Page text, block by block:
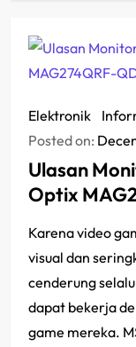
Elektronik
Posted on:
Ulasan
Optix
Karena video
visual dan
cenderung
dapat bekerja
game mereka.